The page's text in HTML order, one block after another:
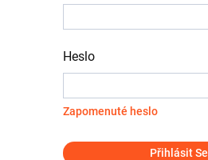
Heslo
Zapomenuté heslo
Přihlásit Se